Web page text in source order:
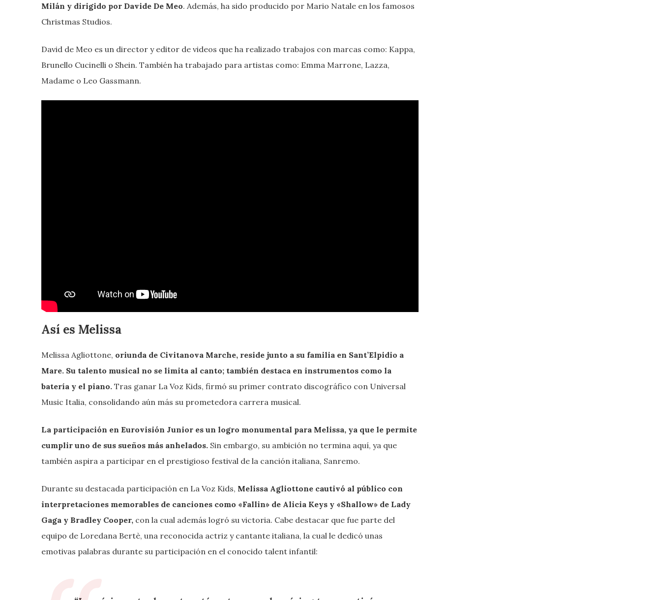
Milán y dirigido por Davide De Meo. Además, ha sido producido por Mario Natale en los famosos
Christmas Studios.
David de Meo es un director y editor de videos que ha realizado trabajos con marcas como: Kappa,
Brunello Cucinelli o Shein. También ha trabajado para artistas como: Emma Marrone, Lazza,
Madame o Leo Gassmann.
Así es Melissa
Melissa Agliottone, oriunda de Civitanova Marche, reside junto a su familia en Sant’Elpidio a
Mare. Su talento musical no se limita al canto; también destaca en instrumentos como la
batería y el piano. Tras ganar La Voz Kids, firmó su primer contrato discográfico con Universal
Music Italia, consolidando aún más su prometedora carrera musical.
La participación en Eurovisión Junior es un logro monumental para Melissa, ya que le permite
cumplir uno de sus sueños más anhelados. Sin embargo, su ambición no termina aquí, ya que
también aspira a participar en el prestigioso festival de la canción italiana, Sanremo.
Durante su destacada participación en La Voz Kids, Melissa Agliottone cautivó al público con
interpretaciones memorables de canciones como «Fallin» de Alicia Keys y «Shallow» de Lady
Gaga y Bradley Cooper, con la cual además logró su victoria. Cabe destacar que fue parte del
equipo de Loredana Bertè, una reconocida actriz y cantante italiana, la cual le dedicó unas
emotivas palabras durante su participación en el conocido talent infantil: